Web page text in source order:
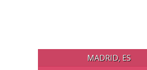
MADRID, ES